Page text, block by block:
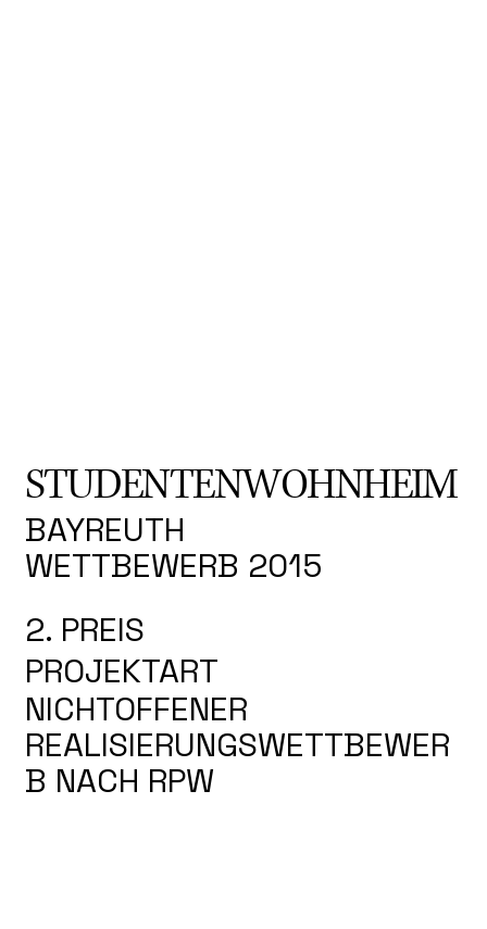
STUDENTENWOHNHEIM
BAYREUTH
WETTBEWERB 2015
2. PREIS
PROJEKTART
NICHTOFFENER
REALISIERUNGSWETTBEWER
B NACH RPW